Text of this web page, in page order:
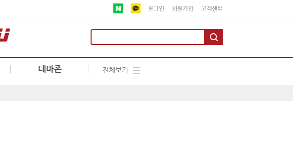
로그인 회원가입 고객센터
테마존 전체보기